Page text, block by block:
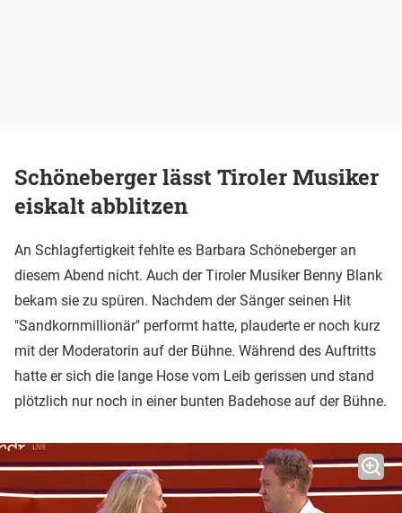
Schöneberger lässt Tiroler Musiker
eiskalt abblitzen
An Schlagfertigkeit fehlte es Barbara Schöneberger an
diesem Abend nicht. Auch der Tiroler Musiker Benny Blank
bekam sie zu spüren. Nachdem der Sänger seinen Hit
"Sandkornmillionär" performt hatte, plauderte er noch kurz
mit der Moderatorin auf der Bühne. Während des Auftritts
hatte er sich die lange Hose vom Leib gerissen und stand
plötzlich nur noch in einer bunten Badehose auf der Bühne.